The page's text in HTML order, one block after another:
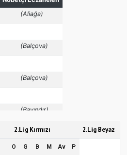
2.Lig Kırmızı 2.Lig Beyaz
O G B M Av P